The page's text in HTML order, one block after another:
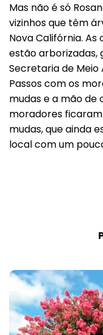
Mas não é só
vizinhos que têm
Nova Califórnia.
estão arborizadas,
Secretaria de
Passos com os
mudas e a mão de
moradores
mudas, que ainda
local com um